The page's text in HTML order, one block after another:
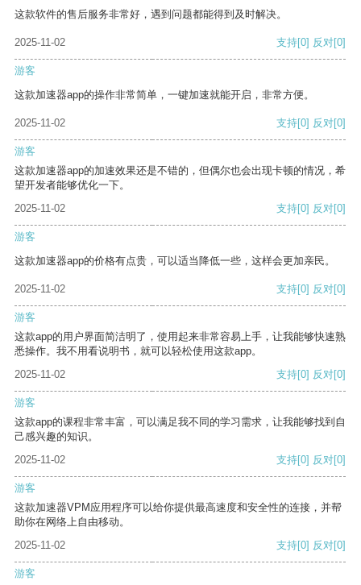
这款软件的售后服务非常好，遇到问题都能得到及时解决。
2025-11-02 支持[0] 反对[0]
游客
这款加速器app的操作非常简单，一键加速就能开启，非常方便。
2025-11-02 支持[0] 反对[0]
游客
这款加速器app的加速效果还是不错的，但偶尔也会出现卡顿的情况，希
望开发者能够优化一下。
2025-11-02
支持[0] 反对[0]
游客
这款加速器app的价格有点贵，可以适当降低一些，这样会更加亲民。
2025-11-02 支持[0] 反对[0]
游客
这款app的用户界面简洁明了，使用起来非常容易上手，让我能够快速熟
悉操作。我不用看说明书，就可以轻松使用这款app。
2025-11-02
支持[0] 反对[0]
游客
这款app的课程非常丰富，可以满足我不同的学习需求，让我能够找到自
己感兴趣的知识。
2025-11-02
支持[0] 反对[0]
游客
这款加速器VPM应用程序可以给你提供最高速度和安全性的连接，并帮
助你在网络上自由移动。
2025-11-02
支持[0] 反对[0]
游客